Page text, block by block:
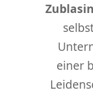
einer